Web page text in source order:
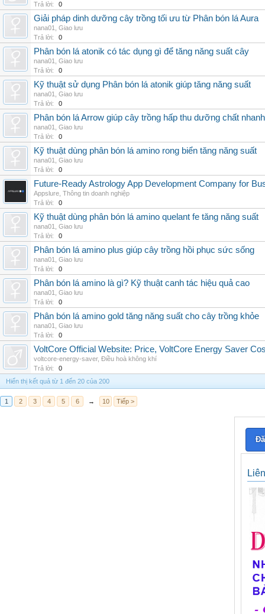
Trả lời:
0
Giải pháp dinh dưỡng cây trồng tối ưu từ Phân bón lá Aura
nana01
Giao lưu
Trả lời:
0
Phân bón lá atonik có tác dụng gì để tăng năng suất cây
nana01
Giao lưu
Trả lời:
0
Kỹ thuật sử dụng Phân bón lá atonik giúp tăng năng suất
nana01
Giao lưu
Trả lời:
0
Phân bón lá Arrow giúp cây trồng hấp thu dưỡng chất nhanh
nana01
Giao lưu
Trả lời:
0
Kỹ thuật dùng phân bón lá amino rong biển tăng năng suất
nana01
Giao lưu
Trả lời:
0
Future-Ready Astrology App Development Company for
Appslure Thông tin doanh nghiệp
Trả lời:
0
Kỹ thuật dùng phân bón lá amino quelant fe tăng năng suất
nana01
Giao lưu
Trả lời:
0
Phân bón lá amino plus giúp cây trồng hồi phục sức sống
nana01
Giao lưu
Trả lời:
0
Phân bón lá amino là gì? Kỹ thuật canh tác hiệu quả cao
nana01
Giao lưu
Trả lời:
0
Phân bón lá amino gold tăng năng suất cho cây trồng khỏe
nana01
Giao lưu
Trả lời:
0
VoltCore Official Website: Price, VoltCore Energy Saver
voltcore-energy-saver, Điều hoà không khí
Trả lời:
0
Hiển thị kết quả từ 1 đến 20 của 200
1 2 3 4 5 6 → 10 Tiếp >